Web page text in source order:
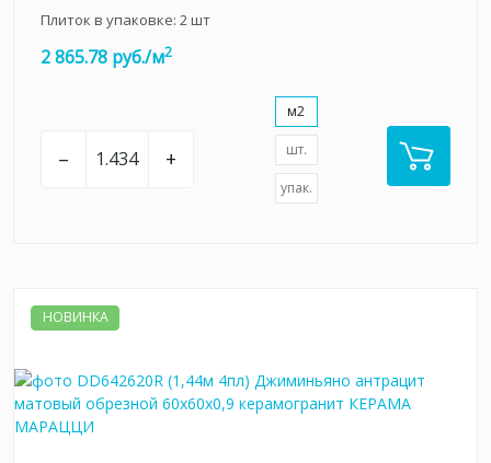
Плиток в упаковке: 2шт
2 865.78 руб./м2
– +
м2
шт.
упак.
НОВИНКА